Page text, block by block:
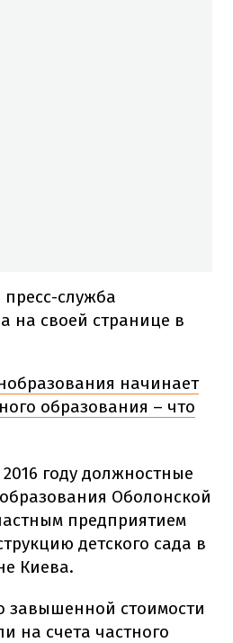
служба
на своей странице в
начинает
образования – что
году должностные
Оболонской
предприятием
детского сада в
Киева.
завышенной стоимости
на счета частного